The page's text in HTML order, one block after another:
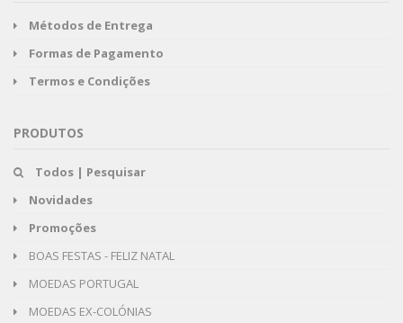
Métodos de Entrega
Formas de Pagamento
Termos e Condições
PRODUTOS
Todos | Pesquisar
Novidades
Promoções
BOAS FESTAS - FELIZ NATAL
MOEDAS PORTUGAL
MOEDAS EX-COLÓNIAS